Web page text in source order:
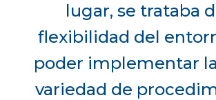
lugar, se trataba
flexibilidad del
poder implementar
variedad de